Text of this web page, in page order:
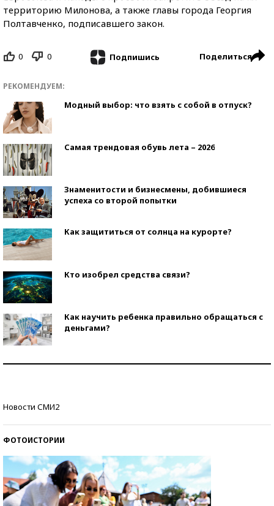
территорию Милонова, а также главы города Георгия
Полтавченко, подписавшего закон.
0 0 Подпишись Поделиться
РЕКОМЕНДУЕМ:
Модный выбор: что взять с собой в отпуск?
Самая трендовая обувь лета – 2026
Знаменитости и бизнесмены, добившиеся
успеха со второй попытки
Как защититься от солнца на курорте?
Кто изобрел средства связи?
Как научить ребенка правильно обращаться с
деньгами?
Новости СМИ2
ФОТОИСТОРИИ